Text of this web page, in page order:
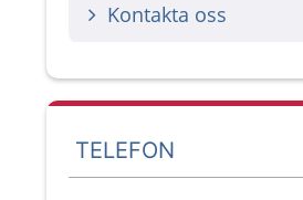
Kontakta oss
TELEFON